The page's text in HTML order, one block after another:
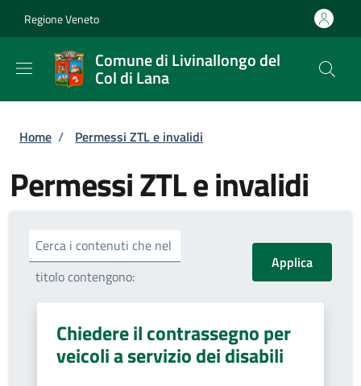
Regione Veneto
Comune di Livinallongo del
Col di Lana
Briciole di pane
Home / Permessi ZTL e invalidi
Permessi ZTL e invalidi
Cerca i contenuti che nel
titolo contengono:
Chiedere il contrassegno per
veicoli a servizio dei disabili